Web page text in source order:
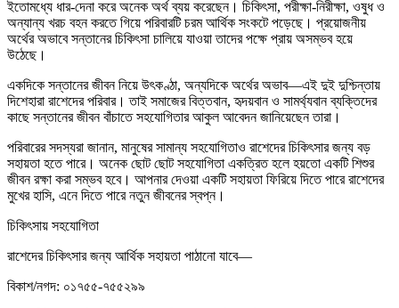
ইতোমধ্যে ধার-দেনা করে অনেক অর্থ ব্যয় করেছেন। চিকিৎসা, পরীক্ষা-নিরীক্ষা, ওষুধ ও
অন্যান্য খরচ বহন করতে গিয়ে পরিবারটি চরম আর্থিক সংকটে পড়েছে। প্রয়োজনীয়
অর্থের অভাবে সন্তানের চিকিৎসা চালিয়ে যাওয়া তাদের পক্ষে প্রায় অসম্ভব হয়ে
উঠেছে।
একদিকে সন্তানের জীবন নিয়ে উৎকণ্ঠা, অন্যদিকে অর্থের অভাব—এই দুই দুশ্চিন্তায়
দিশেহারা রাশেদের পরিবার। তাই সমাজের বিত্তবান, হৃদয়বান ও সামর্থ্যবান ব্যক্তিদের
কাছে সন্তানের জীবন বাঁচাতে সহযোগিতার আকুল আবেদন জানিয়েছেন তারা।
পরিবারের সদস্যরা জানান, মানুষের সামান্য সহযোগিতাও রাশেদের চিকিৎসার জন্য বড়
সহায়তা হতে পারে। অনেক ছোট ছোট সহযোগিতা একত্রিত হলে হয়তো একটি শিশুর
জীবন রক্ষা করা সম্ভব হবে। আপনার দেওয়া একটি সহায়তা ফিরিয়ে দিতে পারে রাশেদের
মুখের হাসি, এনে দিতে পারে নতুন জীবনের স্বপ্ন।
চিকিৎসায় সহযোগিতা
রাশেদের চিকিৎসার জন্য আর্থিক সহায়তা পাঠানো যাবে—
বিকাশ/নগদ: ০১৭৫৫-৭৫৫২৯৯